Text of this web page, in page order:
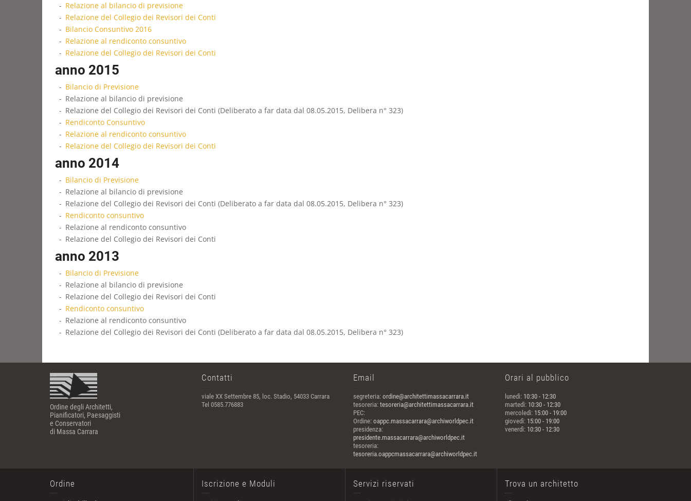
Relazione al bilancio di previsione
Relazione del Collegio dei Revisori dei Conti
Bilancio Consuntivo 2016
Relazione al rendiconto consuntivo
Relazione del Collegio dei Revisori dei Conti
anno 2015
Bilancio di Previsione
Relazione al bilancio di previsione
Relazione del Collegio dei Revisori dei Conti (Deliberato a far data dal 08.05.2015, Delibera n° 323)
Rendiconto Consuntivo
Relazione al rendiconto consuntivo
Relazione del Collegio dei Revisori dei Conti
anno 2014
Bilancio di Previsione
Relazione al bilancio di previsione
Relazione del Collegio dei Revisori dei Conti (Deliberato a far data dal 08.05.2015, Delibera n° 323)
Rendiconto consuntivo
Relazione al rendiconto consuntivo
Relazione del Collegio dei Revisori dei Conti
anno 2013
Bilancio di Previsione
Relazione al bilancio di previsione
Relazione del Collegio dei Revisori dei Conti
Rendiconto consuntivo
Relazione al rendiconto consuntivo
Relazione del Collegio dei Revisori dei Conti (Deliberato a far data dal 08.05.2015, Delibera n° 323)
Ordine degli Architetti,
Pianificatori, Paesaggisti
e Conservatori
di Massa Carrara
Contatti
viale XX Settembre 85, loc. Stadio, 54033 Carrara
Tel 0585.776883
Email
segreteria: ordine@architettimassacarrara.it
tesoreria: tesoreria@architettimassacarrara.it
PEC:
Ordine: oappc.massacarrara@archiworldpec.it
presidenza:
presidente.massacarrara@archiworldpec.it
tesoreria:
tesoreria.oappcmassacarrara@archiworldpec.it
Orari al pubblico
lunedì: 10:30 - 12:30
martedì: 10:30 - 12:30
mercoledì: 15:00 - 19:00
giovedì: 15:00 - 19:00
venerdì: 10:30 - 12:30
Ordine Iscrizione e Moduli Servizi riservati Trova un architetto